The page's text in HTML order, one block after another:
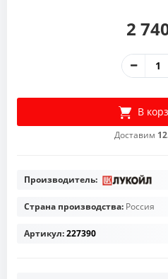
2
В
Доставим
Производитель:
Страна производства: Россия
Артикул:227390